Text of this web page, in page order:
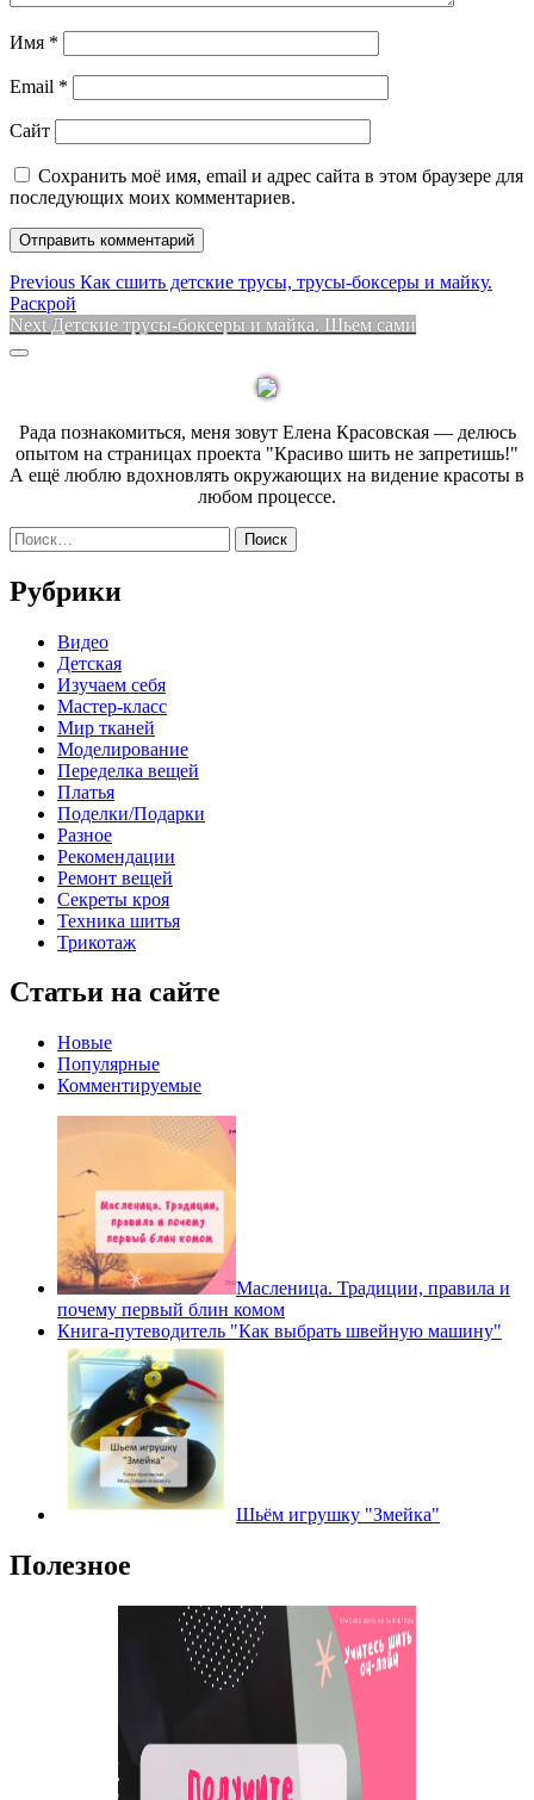
Имя *
Email *
Сайт
Сохранить моё имя, email и адрес сайта в этом браузере для
последующих моих комментариев.
Навигация
по
записям
Previous Previous
Как сшить детские трусы, трусы-боксеры и майку.
Раскрой
Next Next
Детские трусы-боксеры и майка. Шьем сами
Sidebar
Рада познакомиться, меня зовут Елена Красовская — делюсь
опытом на страницах проекта "Красиво шить не запретишь!"
А ещё люблю вдохновлять окружающих на видение красоты в
любом процессе.
Найти:
Рубрики
Видео
Детская
Изучаем себя
Мастер-класс
Мир тканей
Моделирование
Переделка вещей
Платья
Поделки/Подарки
Разное
Рекомендации
Ремонт вещей
Секреты кроя
Техника шитья
Трикотаж
Статьи на сайте
Новые
Популярные
Комментируемые
Масленица. Традиции, правила и
почему первый блин комом
Книга-путеводитель "Как выбрать швейную машину"
Шьём игрушку "Змейка"
Полезное